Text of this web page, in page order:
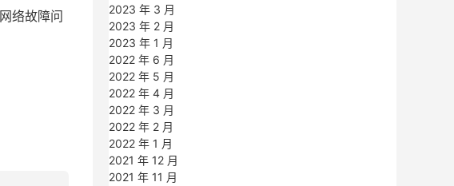
络故障问
2023 年 3 月
2023 年 2 月
2023 年 1 月
2022 年 6 月
2022 年 5 月
2022 年 4 月
2022 年 3 月
2022 年 2 月
2022 年 1 月
2021 年 12 月
2021 年 11 月